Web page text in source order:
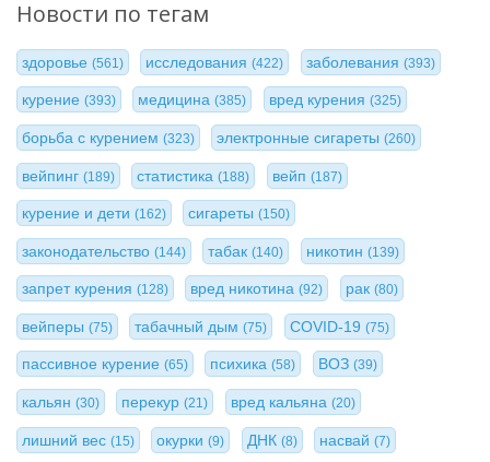
Новости по тегам
здоровье (561) исследования(422) заболевания (393)
курение (393) медицина(385) вред курения (325)
борьба с курением (323) электронные сигареты(260)
вейпинг (189) статистика(188) вейп (187)
курение и дети (162) сигареты(150)
законодательство (144) табак(140) никотин (139)
запрет курения (128) вред никотина(92) рак (80)
вейперы (75) табачный дым(75) COVID-19 (75)
пассивное курение (65) психика(58) ВОЗ (39)
кальян (30) перекур(21) вред кальяна (20)
лишний вес (15) окурки(9) ДНК (8) насвай(7)